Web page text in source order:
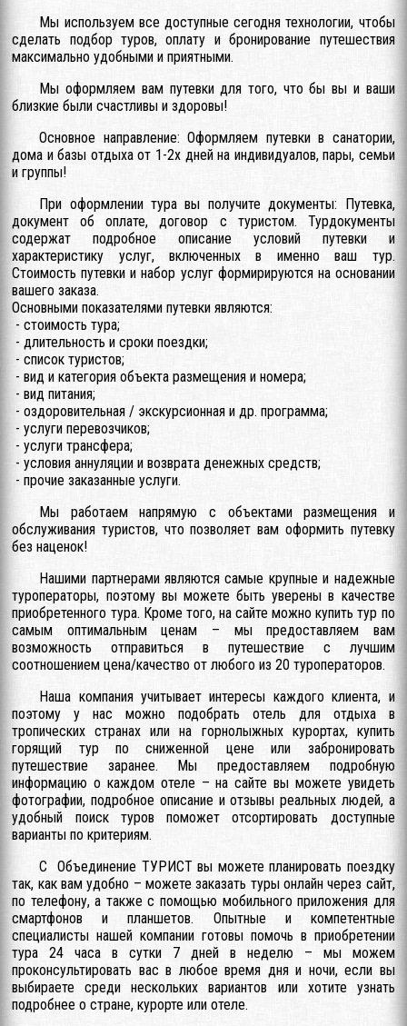
Мы используем все доступные сегодня технологии, чтобы
сделать подбор туров, оплату и бронирование путешествия
максимально удобными и приятными.
Мы оформляем вам путевки для того, что бы вы и ваши
близкие были счастливы и здоровы!
Основное направление: Оформляем путевки в санатории,
дома и базы отдыха от 1-2х дней на индивидуалов, пары, семьи
и группы!
При оформлении тура вы получите документы: Путевка,
документ об оплате, договор с туристом. Турдокументы
содержат подробное описание условий путевки и
характеристику услуг, включенных в именно ваш тур.
Стоимость путевки и набор услуг формирируются на основании
вашего заказа.
Основными показателями путевки являются:
- стоимость тура;
- длительность и сроки поездки;
- список туристов;
- вид и категория объекта размещения и номера;
- вид питания;
- оздоровительная / экскурсионная и др. программа;
- услуги перевозчиков;
- услуги трансфера;
- условия аннуляции и возврата денежных средств;
- прочие заказанные услуги.
Мы работаем напрямую с объектами размещения и
обслуживания туристов, что позволяет вам оформить путевку
без наценок!
Нашими партнерами являются самые крупные и надежные
туроператоры, поэтому вы можете быть уверены в качестве
приобретенного тура. Кроме того, на сайте можно купить тур по
самым оптимальным ценам – мы предоставляем вам
возможность отправиться в путешествие с лучшим
соотношением цена/качество от любого из 20 туроператоров.
Наша компания учитывает интересы каждого клиента, и
поэтому у нас можно подобрать отель для отдыха в
тропических странах или на горнолыжных курортах, купить
горящий тур по сниженной цене или забронировать
путешествие заранее. Мы предоставляем подробную
информацию о каждом отеле – на сайте вы можете увидеть
фотографии, подробное описание и отзывы реальных людей, а
удобный поиск туров поможет отсортировать доступные
варианты по критериям.
С Объединение ТУРИСТ вы можете планировать поездку
так, как вам удобно – можете заказать туры онлайн через сайт,
по телефону, а также с помощью мобильного приложения для
смартфонов и планшетов. Опытные и компетентные
специалисты нашей компании готовы помочь в приобретении
тура 24 часа в сутки 7 дней в неделю – мы можем
проконсультировать вас в любое время дня и ночи, если вы
выбираете среди нескольких вариантов или хотите узнать
подробнее о стране, курорте или отеле.